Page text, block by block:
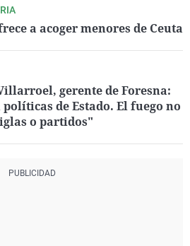
a acoger menores de Ceuta
gerente de Foresna:
políticas de Estado. El fuego no
o partidos"